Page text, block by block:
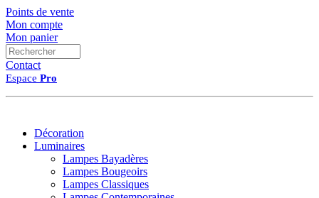
Points de vente
Mon compte
Mon panier
Contact
Espace Pro
Décoration
Luminaires
Lampes Bayadères
Lampes Bougeoirs
Lampes Classiques